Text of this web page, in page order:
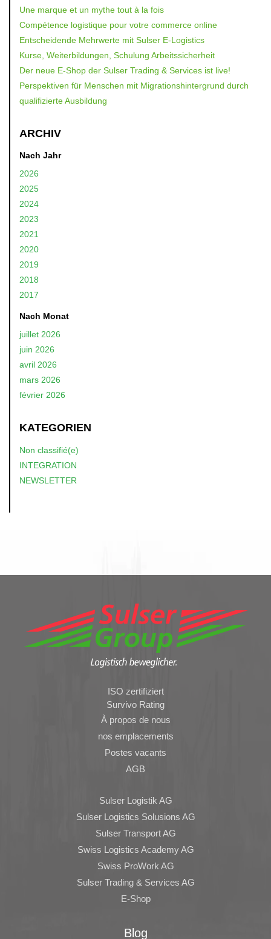
Une marque et un mythe tout à la fois
Compétence logistique pour votre commerce online
Entscheidende Mehrwerte mit Sulser E-Logistics
Kurse, Weiterbildungen, Schulung Arbeitssicherheit
Der neue E-Shop der Sulser Trading & Services ist live!
Perspektiven für Menschen mit Migrationshintergrund durch
qualifizierte Ausbildung
ARCHIV
Nach Jahr
2026
2025
2024
2023
2021
2020
2019
2018
2017
Nach Monat
juillet 2026
juin 2026
avril 2026
mars 2026
février 2026
KATEGORIEN
Non classifié(e)
INTEGRATION
NEWSLETTER
ISO zertifiziert
Survivo Rating
À propos de nous
nos emplacements
Postes vacants
AGB
Sulser Logistik AG
Sulser Logistics Solusions AG
Sulser Transport AG
Swiss Logistics Academy AG
Swiss ProWork AG
Sulser Trading & Services AG
E-Shop
Blog